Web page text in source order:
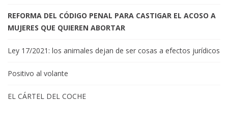
REFORMA DEL CÓDIGO PENAL PARA CASTIGAR EL ACOSO A
MUJERES QUE QUIEREN ABORTAR
Ley 17/2021: los animales dejan de ser cosas a efectos jurídicos
Positivo al volante
EL CÁRTEL DEL COCHE